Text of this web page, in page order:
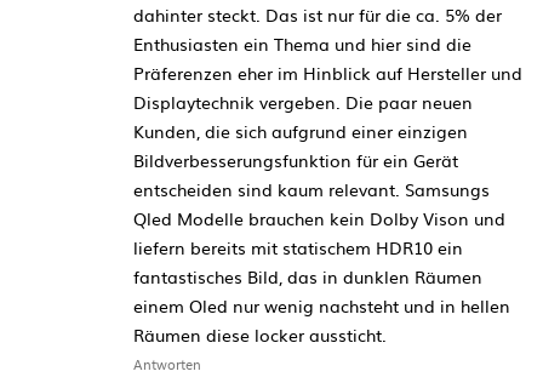
dahinter steckt. Das ist nur für die ca. 5% der
Enthusiasten ein Thema und hier sind die
Präferenzen eher im Hinblick auf Hersteller und
Displaytechnik vergeben. Die paar neuen
Kunden, die sich aufgrund einer einzigen
Bildverbesserungsfunktion für ein Gerät
entscheiden sind kaum relevant. Samsungs
Qled Modelle brauchen kein Dolby Vison und
liefern bereits mit statischem HDR10 ein
fantastisches Bild, das in dunklen Räumen
einem Oled nur wenig nachsteht und in hellen
Räumen diese locker aussticht.
Antworten